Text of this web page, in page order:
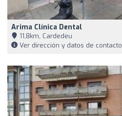
Arima Clínica Dental
11,8km, Cardedeu
Ver dirección y datos de contacto